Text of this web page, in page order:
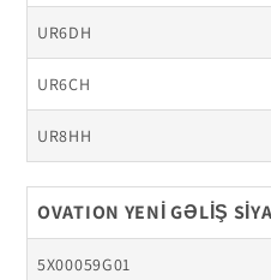
UR6DH
UR6CH
UR8HH
OVATION YENİ GƏLİŞ
5X00059G01